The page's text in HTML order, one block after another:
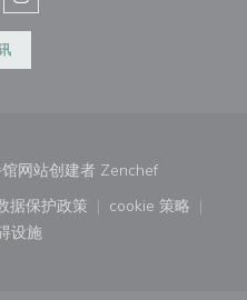
((在新窗口中打开))
Instagram ((在新窗口中打开))
网站创建者 Zenchef((在新窗口中
打开))
据保护政策
((在新窗口中打开))
cookie 策略
((在新窗口
设施
((在新窗口中打开))